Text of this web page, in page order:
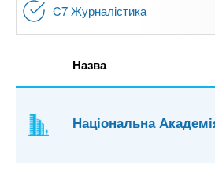
C7 Журналістика
Назва
Національна